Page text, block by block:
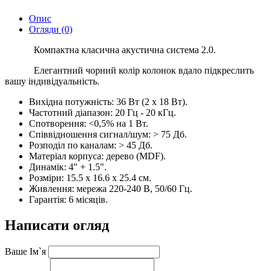
Опис
Огляди (0)
Компактна класична акустична система 2.0.
Елегантний чорний колір колонок вдало підкреслить
вашу індивідуальність.
Вихідна потужність: 36 Вт (2 х 18 Вт).
Частотний діапазон: 20 Гц - 20 кГц.
Спотворення: <0,5% на 1 Вт.
Співвідношення сигнал/шум: > 75 Дб.
Розподіл по каналам: > 45 Дб.
Матеріал корпуса: дерево (MDF).
Динамік: 4" + 1.5".
Розміри: 15.5 х 16.6 х 25.4 см.
Живлення: мережа 220-240 В, 50/60 Гц.
Гарантія: 6 місяців.
Написати огляд
Ваше Ім`я